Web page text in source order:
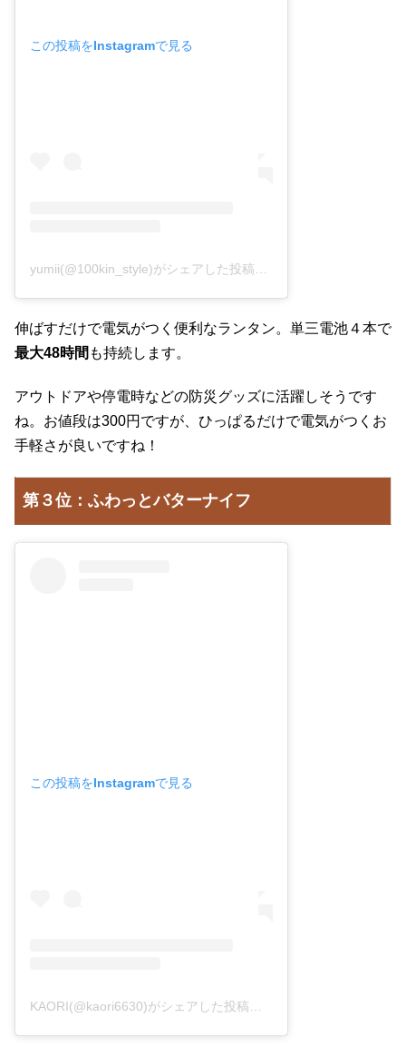
この投稿をInstagramで見る
伸ばすだけで電気がつく便利なランタン。単三電池４本で
最大48時間 も持続します。
アウトドアや停電時などの防災グッズに活躍しそうです
ね。お値段は300円ですが、ひっぱるだけで電気がつくお
手軽さが良いですね！
第３位：ふわっとバターナイフ
この投稿をInstagramで見る